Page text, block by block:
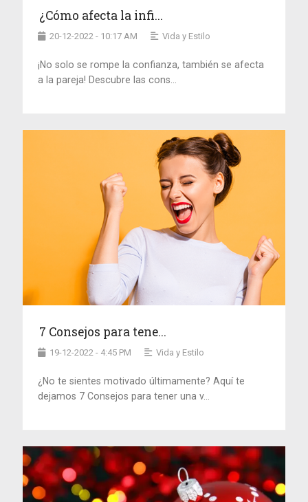
¿Cómo afecta la infi...
20-12-2022 - 10:17 AM Vida y Estilo
¡No solo se rompe la confianza, también se afecta
a la pareja! Descubre las cons...
7 Consejos para tene...
19-12-2022 - 4:45 PM Vida y Estilo
¿No te sientes motivado últimamente? Aquí te
dejamos 7 Consejos para tener una v...